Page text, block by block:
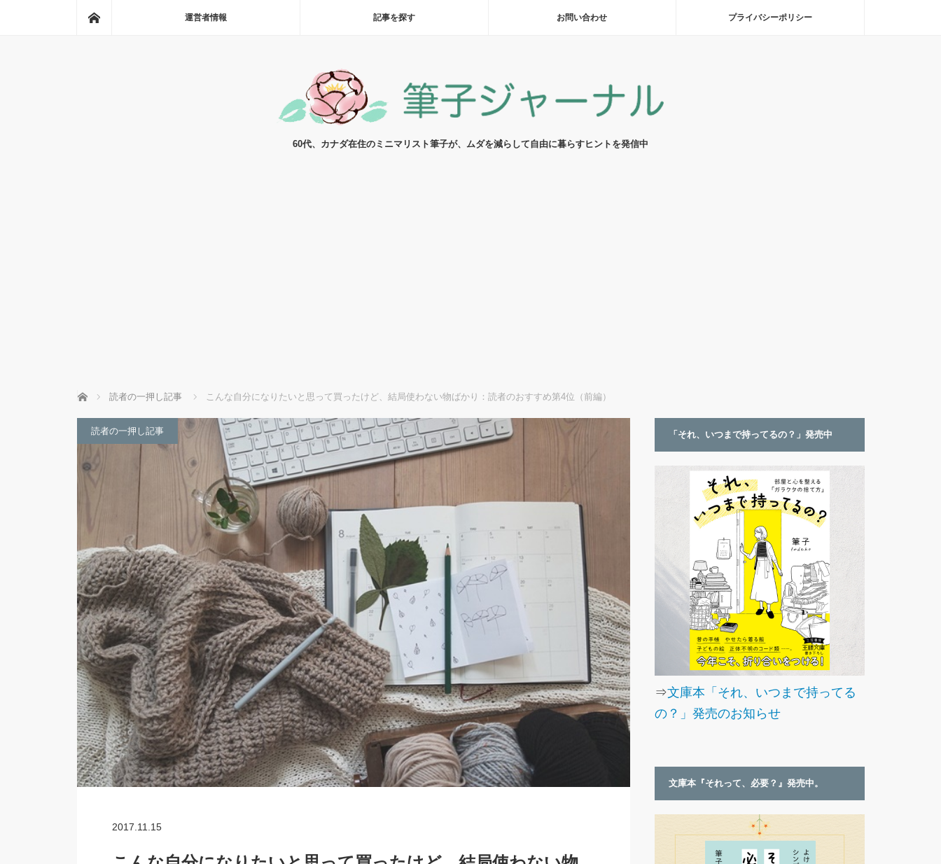
運営者情報 記事を探す お問い合わせ プライバシーポリシー
60代、カナダ在住のミニマリスト筆子が、ムダを減らして自由に暮らすヒントを発信中
ホーム 読者の一押し記事 こんな自分になりたいと思って買ったけど、結局使わない物ばかり：読者のおすすめ第4位（前編）
読者の一押し記事
2017.11.15
「それ、いつまで持ってるの？」発売中
⇒文庫本「それ、いつまで持ってる
の？」発売のお知らせ
文庫本『それって、必要？』発売中。